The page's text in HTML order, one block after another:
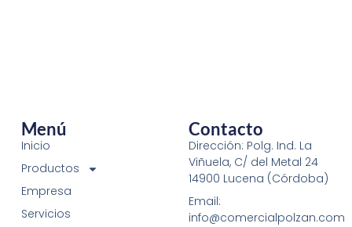
Menú
Inicio
Productos
Empresa
Servicios
Contacto
Dirección: Polg. Ind. La
Viñuela, C/ del Metal 24
14900 Lucena (Córdoba)
Email:
info@comercialpolzan.com